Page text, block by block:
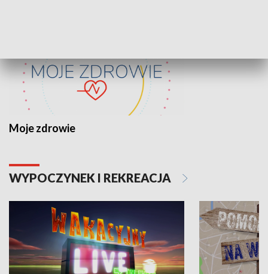
Moje zdrowie
WYPOCZYNEK I REKREACJA